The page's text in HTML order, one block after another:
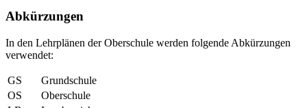
Abkürzungen
In den Lehrplänen der Oberschule werden folgende Abkürzungen
verwendet:
GS
Grundschule
OS
Oberschule